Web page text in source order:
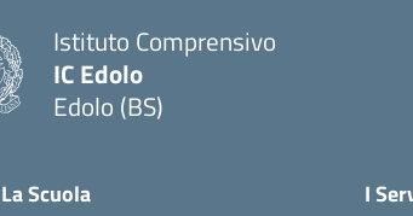
Istituto Comprensivo
IC Edolo
Edolo (BS)
La Scuola I